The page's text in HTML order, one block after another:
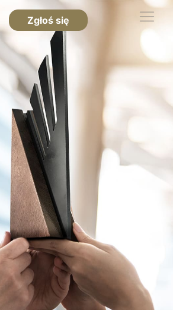
Zgłoś się